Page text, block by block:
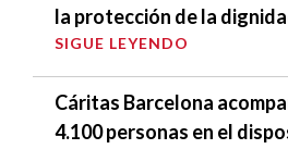
la protección de la
SIGUE LEYENDO
Cáritas Barcelona
4.100 personas en el